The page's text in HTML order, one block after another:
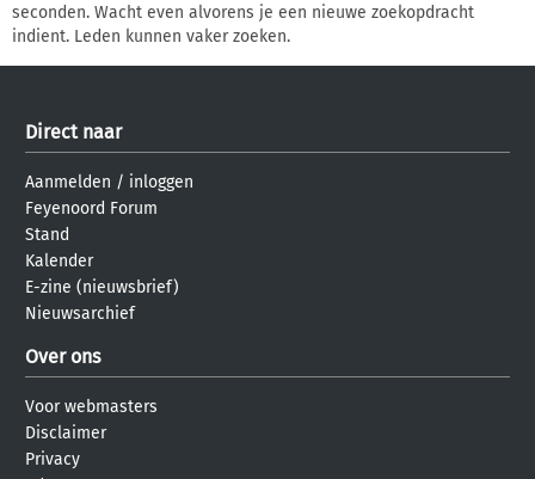
seconden. Wacht even alvorens je een nieuwe zoekopdracht
indient. Leden kunnen vaker zoeken.
Direct naar
Aanmelden / inloggen
Feyenoord Forum
Stand
Kalender
E-zine (nieuwsbrief)
Nieuwsarchief
Over ons
Voor webmasters
Disclaimer
Privacy